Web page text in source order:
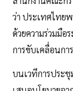
ว่า ประเทศไทย
ด้วยความร่วมมือ
การขับเคลื่อนกา
บนเวทีการประชุ